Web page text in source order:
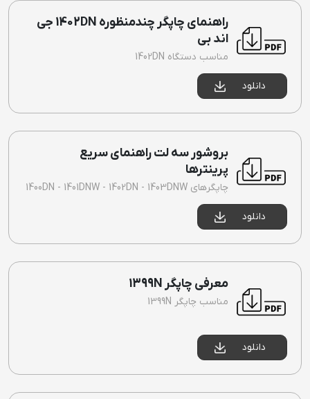
راهنمای چاپگر چندمنظوره 1402DN جی
اند بی
مناسب دستگاه 1402DN
دانلود
بروشور سه لت راهنمای سریع
پرینترها
چاپگرهای 1400DN - 1401DNW - 1402DN - 1403DNW
دانلود
معرفی چاپگر 1399N
مناسب چاپگر 1399N
دانلود